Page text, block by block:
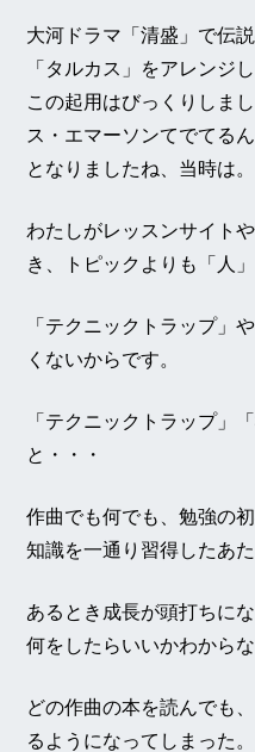
大河ドラマ「清盛」で伝
「タルカス」をアレンジ
この起用はびっくりしま
ス・エマーソンてでてる
となりましたね、当時は。
わたしがレッスンサイト
き、トピックよりも「人
「テクニックトラップ」
くないからです。
「テクニックトラップ」
と・・・
作曲でも何でも、勉強の
知識を一通り習得したあた
あるとき成長が頭打ちに
何をしたらいいかわからな
どの作曲の本を読んでも
るようになってしまった。